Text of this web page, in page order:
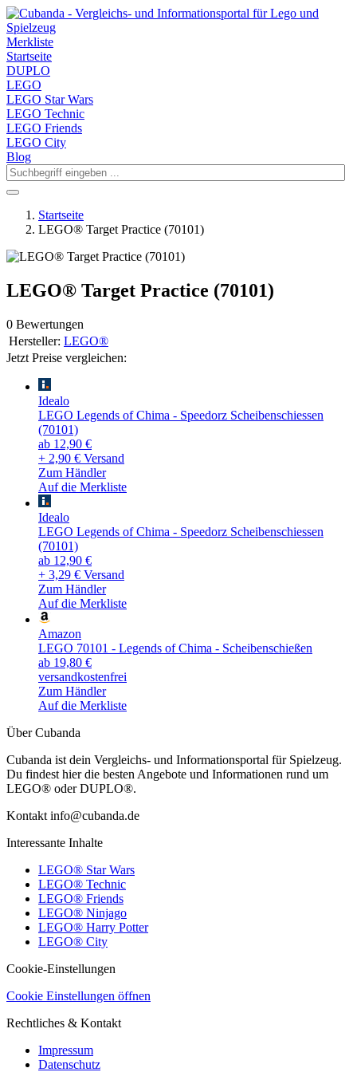
Merkliste
Startseite
DUPLO
LEGO
LEGO Star Wars
LEGO Technic
LEGO Friends
LEGO City
Blog
Startseite
LEGO® Target Practice (70101)
LEGO® Target Practice (70101)
0 Bewertungen
Hersteller: LEGO®
Jetzt Preise vergleichen:
Idealo
LEGO Legends of Chima - Speedorz Scheibenschiessen
(70101)
ab 12,90 €
+ 2,90 € Versand
Zum Händler
Auf die Merkliste
Idealo
LEGO Legends of Chima - Speedorz Scheibenschiessen
(70101)
ab 12,90 €
+ 3,29 € Versand
Zum Händler
Auf die Merkliste
Amazon
LEGO 70101 - Legends of Chima - Scheibenschießen
ab 19,80 €
versandkostenfrei
Zum Händler
Auf die Merkliste
Über Cubanda
Cubanda ist dein Vergleichs- und Informationsportal für Spielzeug.
Du findest hier die besten Angebote und Informationen rund um
LEGO® oder DUPLO®.
Kontakt info@cubanda.de
Interessante Inhalte
LEGO® Star Wars
LEGO® Technic
LEGO® Friends
LEGO® Ninjago
LEGO® Harry Potter
LEGO® City
Cookie-Einstellungen
Cookie Einstellungen öffnen
Rechtliches & Kontakt
Impressum
Datenschutz